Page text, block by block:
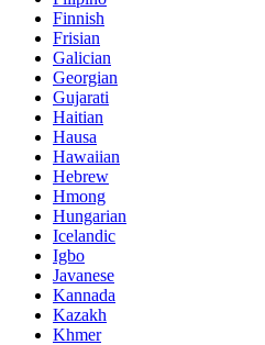
Finnish
Frisian
Galician
Georgian
Gujarati
Haitian
Hausa
Hawaiian
Hebrew
Hmong
Hungarian
Icelandic
Igbo
Javanese
Kannada
Kazakh
Khmer